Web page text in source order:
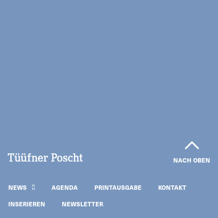
NACH OBEN
NEWS AGENDA PRINTAUSGABE
KONTAKT
INSERIEREN
NEWSLETTER